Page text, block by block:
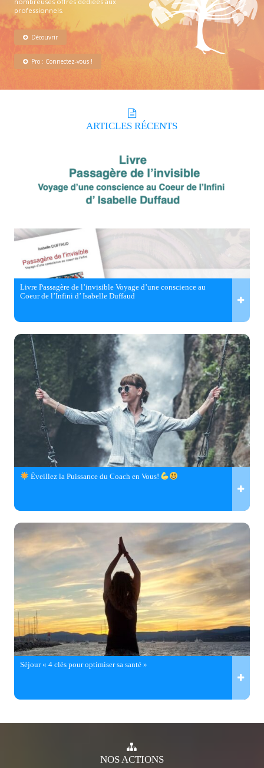
professionnels.
Découvrir
Pro : Connectez-vous !
ARTICLES RÉCENTS
Livre Passagère de l’invisible Voyage d’une conscience au
Coeur de l’Infini d’ Isabelle Duffaud
Éveillez la Puissance du Coach en Vous!
Séjour « 4 clés pour optimiser sa santé »
NOSACTIONS